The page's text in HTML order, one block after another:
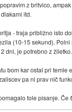
z britvico,
itd.
- traja približno isto
(10-15 sekund).
dni, je potrebno z
bom kar ostal pri
pa ni prav nič
tole pisanje. Če